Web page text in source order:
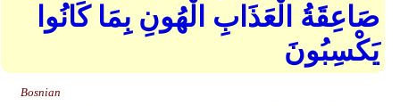
صَاعِقَةُ الْعَذَابِ الْهُونِ بِمَا كَانُوا
يَكْسِبُونَ
Bosnian